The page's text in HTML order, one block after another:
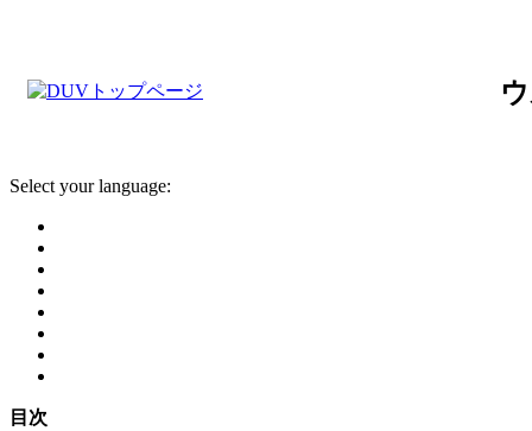
Select your language:
目次